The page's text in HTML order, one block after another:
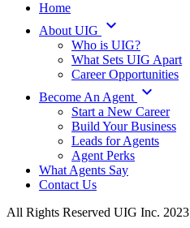
Home
About UIG
keyboard_arrow_down
Who is UIG?
What Sets UIG Apart
Career Opportunities
Become An Agent keyboard_arrow_down
Start a New Career
Build Your Business
Leads for Agents
Agent Perks
What Agents Say
Contact Us
All Rights Reserved UIG Inc. 2023